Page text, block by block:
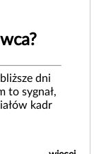
dni
to sygnał,
kadr